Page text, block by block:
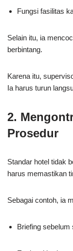
Fungsi fasilitas
Selain itu, ia
berbintang.
Karena itu,
Ia harus turun
2.
Prosedur
Standar hotel tidak
harus memastikan
Sebagai contoh, ia
Briefing sebelum